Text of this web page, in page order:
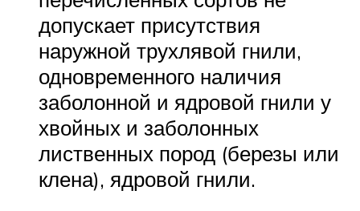
допускает присутствия
наружной трухлявой гнили,
одновременного наличия
заболонной и ядровой гнили у
хвойных и заболонных
лиственных пород (березы или
клена), ядровой гнили.